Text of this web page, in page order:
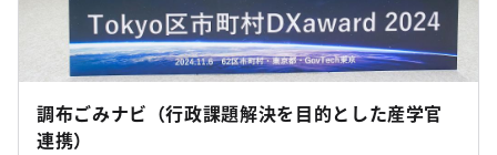
調布ごみナビ（行政課題解決を目的とした産学官
連携）